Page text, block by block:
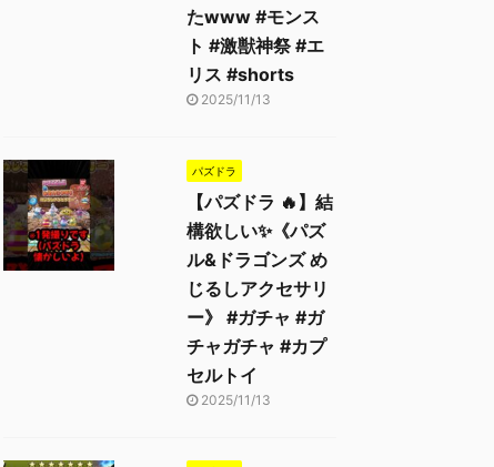
たwww #モンス
ト #激獣神祭 #エ
リス #shorts
2025/11/13
パズドラ
【パズドラ 🔥】結
構欲しい✨《パズ
ル&ドラゴンズ め
じるしアクセサリ
ー》 #ガチャ #ガ
チャガチャ #カプ
セルトイ
2025/11/13